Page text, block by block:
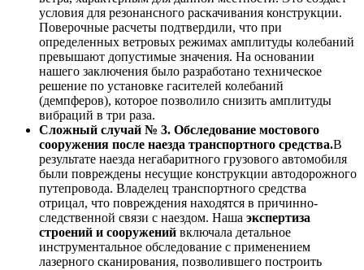
условия для резонансного раскачивания конструкции.
Поверочные расчеты подтвердили, что при
определенных ветровых режимах амплитуды колебаний
превышают допустимые значения. На основании
нашего заключения было разработано техническое
решение по установке гасителей колебаний
(демпферов), которое позволило снизить амплитуды
вибраций в три раза.
Сложный случай № 3. Обследование мостового
сооружения после наезда транспортного средства.В
результате наезда негабаритного грузового автомобиля
были повреждены несущие конструкции автодорожного
путепровода. Владелец транспортного средства
отрицал, что повреждения находятся в причинно-
следственной связи с наездом. Наша экспертиза
строений и сооружений включала детальное
инструментальное обследование с применением
лазерного сканирования, позволившего построить